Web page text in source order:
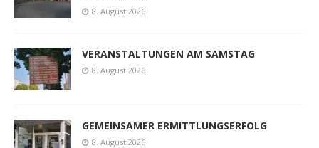
8. August 2026
VERANSTALTUNGEN AM SAMSTAG
8. August 2026
GEMEINSAMER ERMITTLUNGSERFOLG
8. August 2026